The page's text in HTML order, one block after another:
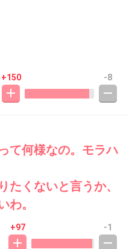
+150 -8
て何様なの。モラハ
たくないと言うか、
わ。
+97 -1